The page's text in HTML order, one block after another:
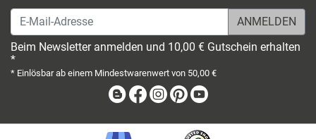
E-Mail-Adresse
Beim Newsletter anmelden und 10,00 € Gutschein erhalten
*
* Einlösbar ab einem Mindestwarenwert von 50,00 €
BlogFacebook
Instagram
Pinterest